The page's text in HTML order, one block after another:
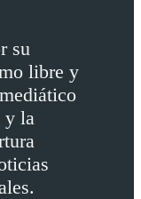
su
libre y
y la